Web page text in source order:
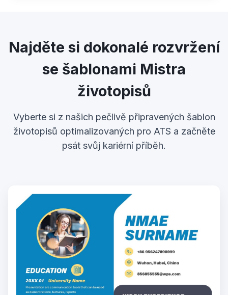
Najděte si dokonalé rozvržení
se šablonami Mistra
životopisů
Vyberte si z našich pečlivě připravených šablon
životopisů optimalizovaných pro ATS a začněte
psát svůj kariérní příběh.